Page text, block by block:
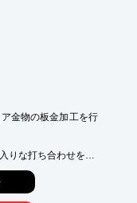
金物の板金加工を行
りな打ち合わせを
く曲げて強度を出す
ンレスの加工などは